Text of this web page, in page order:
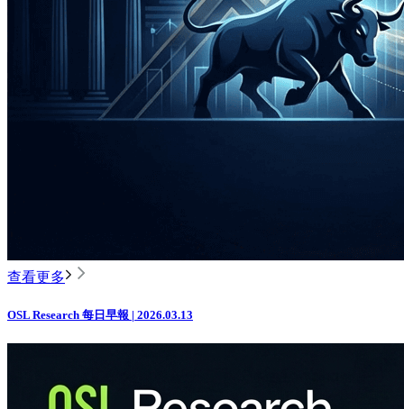
查看更多
OSL Research 每日早報 | 2026.03.13